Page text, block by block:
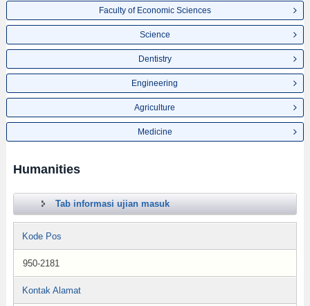
Faculty of Economic Sciences
Science
Dentistry
Engineering
Agriculture
Medicine
Humanities
Tab informasi ujian masuk
Kode Pos
950-2181
Kontak Alamat